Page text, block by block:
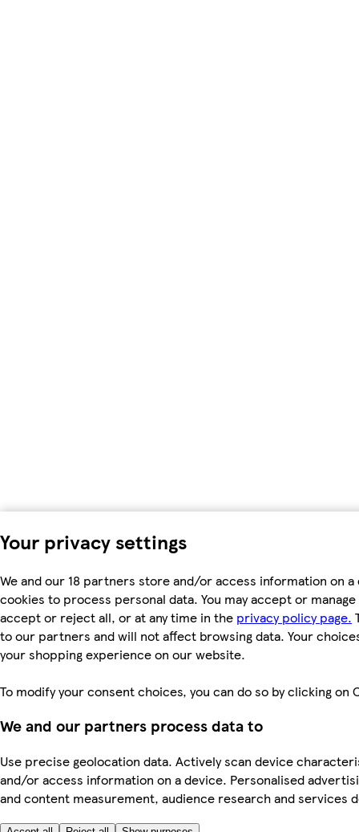
Your privacy settings
We and our 18 partners store and/or access information on a
cookies to process personal data. You may accept or
accept or reject all, or at any time in the privacy policy page.
to our partners and will not affect browsing data. Your
your shopping experience on our website.
To modify your consent choices, you can do so by clicking
We and our partners process data to
Use precise geolocation data. Actively scan device
and/or access information on a device. Personalised
and content measurement, audience research and services